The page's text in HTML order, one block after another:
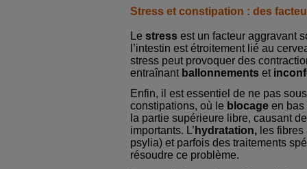
Stress et constipation : des
Le stress est un facteur aggravant
l’intestin est étroitement lié au
stress peut provoquer des
entraînant ballonnements et
Enfin, il est essentiel de ne pas
constipations, où le blocage en
la partie supérieure libre, causant
importants. L’ hydratation, les
psylia) et parfois des traitements
résoudre ce problème.